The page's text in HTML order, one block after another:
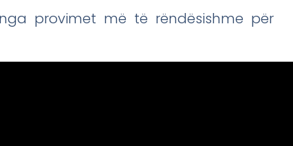
provimet më të rëndësishme për